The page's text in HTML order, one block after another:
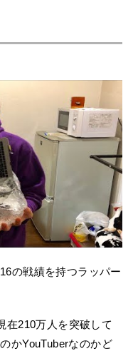
の戦績を持つラッパー
在210万人を突破して
かYouTuberなのかど